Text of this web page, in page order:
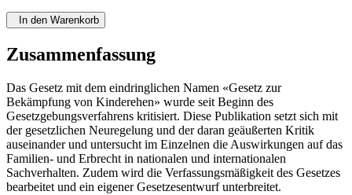
In den Warenkorb
Zusammenfassung
Das Gesetz mit dem eindringlichen Namen «Gesetz zur
Bekämpfung von Kinderehen» wurde seit Beginn des
Gesetzgebungsverfahrens kritisiert. Diese Publikation setzt sich mit
der gesetzlichen Neuregelung und der daran geäußerten Kritik
auseinander und untersucht im Einzelnen die Auswirkungen auf das
Familien- und Erbrecht in nationalen und internationalen
Sachverhalten. Zudem wird die Verfassungsmäßigkeit des Gesetzes
bearbeitet und ein eigener Gesetzesentwurf unterbreitet.